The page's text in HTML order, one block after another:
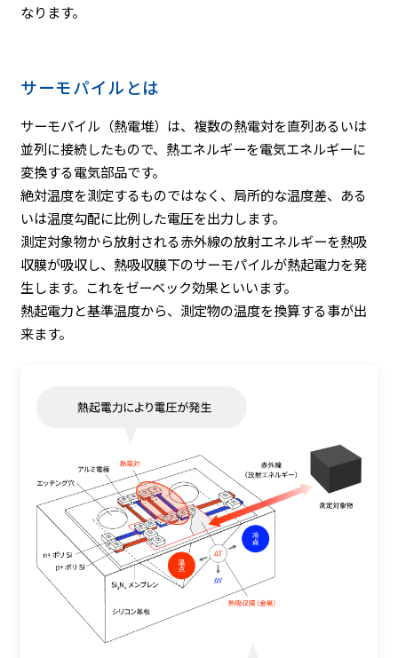
なります。
サーモパイルとは
サーモパイル（熱電堆）は、複数の熱電対を直列あるいは
並列に接続したもので、熱エネルギーを電気エネルギーに
変換する電気部品です。
絶対温度を測定するものではなく、局所的な温度差、ある
いは温度勾配に比例した電圧を出力します。
測定対象物から放射される赤外線の放射エネルギーを熱吸
収膜が吸収し、熱吸収膜下のサーモパイルが熱起電力を発
生します。これをゼーベック効果といいます。
熱起電力と基準温度から、測定物の温度を換算する事が出
来ます。